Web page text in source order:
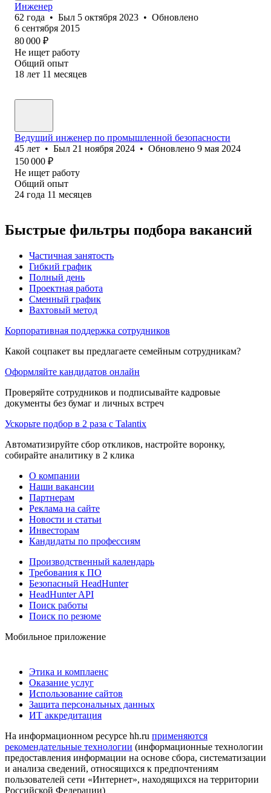
Инженер
62 года • Был 5 октября 2023 • Обновлено
6 сентября 2015
80 000 ₽
Не ищет работу
Общий опыт
18 лет 11 месяцев
Ведущий инженер по промышленной безопасности
45 лет • Был 21 ноября 2024 • Обновлено 9 мая 2024
150 000 ₽
Не ищет работу
Общий опыт
24 года 11 месяцев
Быстрые фильтры подбора вакансий
Частичная занятость
Гибкий график
Полный день
Проектная работа
Сменный график
Вахтовый метод
Корпоративная поддержка сотрудников
Какой соцпакет вы предлагаете семейным сотрудникам?
Оформляйте кандидатов онлайн
Проверяйте сотрудников и подписывайте кадровые
документы без бумаг и личных встреч
Ускорьте подбор в 2 раза с Talantix
Автоматизируйте сбор откликов, настройте воронку,
собирайте аналитику в 2 клика
О компании
Наши вакансии
Партнерам
Реклама на сайте
Новости и статьи
Инвесторам
Кандидаты по профессиям
Производственный календарь
Требования к ПО
Безопасный HeadHunter
HeadHunter API
Поиск работы
Поиск по резюме
Мобильное приложение
Этика и комплаенс
Оказание услуг
Использование сайтов
Защита персональных данных
ИТ аккредитация
На информационном ресурсе hh.ru применяются
рекомендательные технологии (информационные технологии
предоставления информации на основе сбора, систематизации
и анализа сведений, относящихся к предпочтениям
пользователей сети «Интернет», находящихся на территории
Российской Федерации)